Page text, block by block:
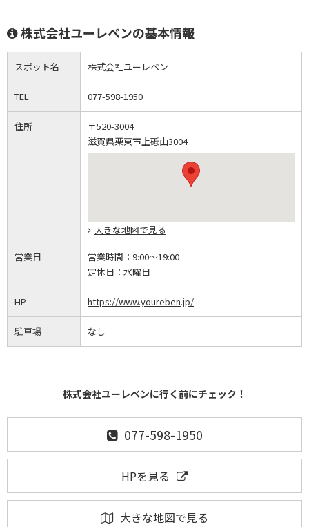
株式会社ユーレベンの基本情報
スポット名 株式会社ユーレベン
TEL 077-598-1950
住所
〒520-3004
滋賀県栗東市上砥山3004
大きな地図で見る
営業日 営業時間： 9:00～19:00
定休日： 水曜日
HP https://www.youreben.jp/
駐車場 なし
株式会社ユーレベンに行く前にチェック！
077-598-1950
HPを見る
大きな地図で見る